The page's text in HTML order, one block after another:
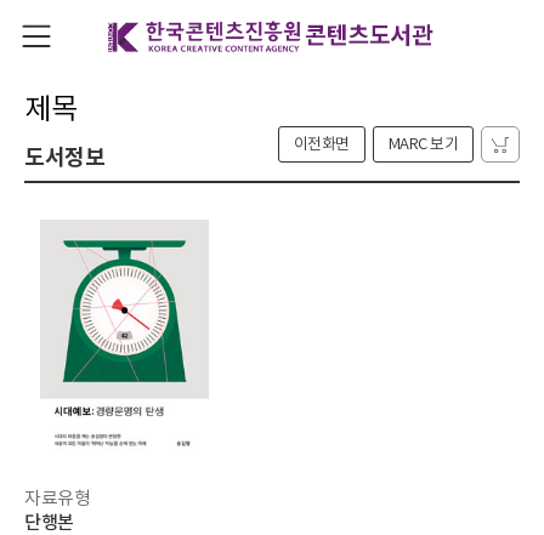
제목
도서정보
자료유형
단행본
이전화면 MARC 보기